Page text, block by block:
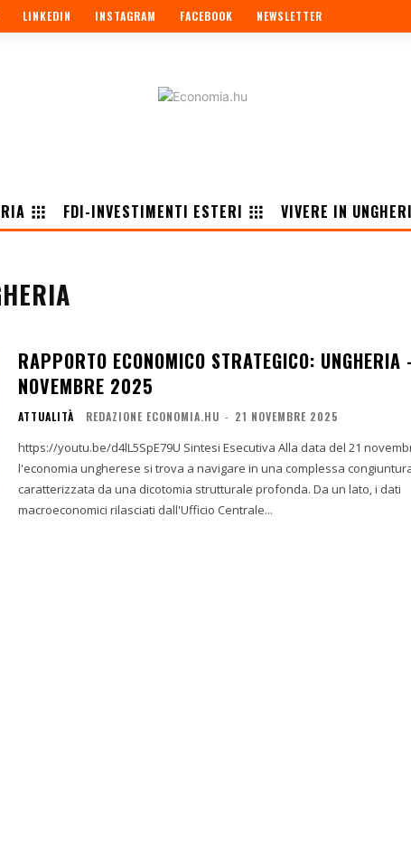
LINKEDIN INSTAGRAM FACEBOOK NEWSLETTER
FDI-INVESTIMENTI ESTERI VIVERE IN
RAPPORTO ECONOMICO STRATEGICO:
NOVEMBRE 2025
ATTUALITÀ REDAZIONE ECONOMIA.HU - 21 NOVEMBRE 2025
https://youtu.be/d4lL5SpE79U Sintesi Esecutiva Alla data del 21 novembre 2025,
l'economia ungherese si trova a navigare in una complessa
caratterizzata da una dicotomia strutturale profonda. Da un lato, i dati
macroeconomici rilasciati dall'Ufficio Centrale...